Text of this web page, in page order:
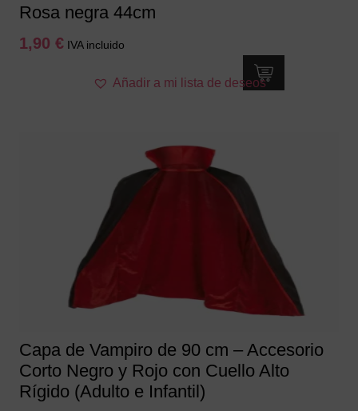
Rosa negra 44cm
1,90 € IVA incluido
Añadir a mi lista de deseos
Capa de Vampiro de 90 cm – Accesorio
Corto Negro y Rojo con Cuello Alto
Rígido (Adulto e Infantil)